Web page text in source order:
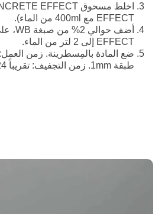
EFFECT مع 400ml من الماء).
EFFECT إلى 2 لتر من الماء.
طبقة 1mm. زمن التجفيف: تقريباً 24 ساعة